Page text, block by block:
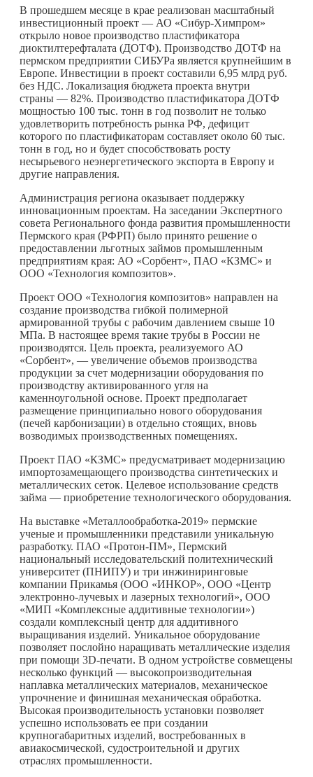
В прошедшем месяце в крае реализован масштабный
инвестиционный проект — АО «Сибур-Химпром»
открыло новое производство пластификатора
диоктилтерефталата (ДОТФ). Производство ДОТФ на
пермском предприятии СИБУРа является крупнейшим в
Европе. Инвестиции в проект составили 6,95 млрд руб.
без НДС. Локализация бюджета проекта внутри
страны — 82%. Производство пластификатора ДОТФ
мощностью 100 тыс. тонн в год позволит не только
удовлетворить потребность рынка РФ, дефицит
которого по пластификаторам составляет около 60 тыс.
тонн в год, но и будет способствовать росту
несырьевого неэнергетического экспорта в Европу и
другие направления.
Администрация региона оказывает поддержку
инновационным проектам. На заседании Экспертного
совета Регионального фонда развития промышленности
Пермского края (РФРП) было принято решение о
предоставлении льготных займов промышленным
предприятиям края: АО «Сорбент», ПАО «КЗМС» и
ООО «Технология композитов».
Проект ООО «Технология композитов» направлен на
создание производства гибкой полимерной
армированной трубы с рабочим давлением свыше 10
МПа. В настоящее время такие трубы в России не
производятся. Цель проекта, реализуемого АО
«Сорбент», — увеличение объемов производства
продукции за счет модернизации оборудования по
производству активированного угля на
каменноугольной основе. Проект предполагает
размещение принципиально нового оборудования
(печей карбонизации) в отдельно стоящих, вновь
возводимых производственных помещениях.
Проект ПАО «КЗМС» предусматривает модернизацию
импортозамещающего производства синтетических и
металлических сеток. Целевое использование средств
займа — приобретение технологического оборудования.
На выставке «Металлообработка-2019» пермские
ученые и промышленники представили уникальную
разработку. ПАО «Протон-ПМ», Пермский
национальный исследовательский политехнический
университет (ПНИПУ) и три инжиниринговые
компании Прикамья (ООО «ИНКОР», ООО «Центр
электронно-лучевых и лазерных технологий», ООО
«МИП «Комплексные аддитивные технологии»)
создали комплексный центр для аддитивного
выращивания изделий. Уникальное оборудование
позволяет послойно наращивать металлические изделия
при помощи 3D-печати. В одном устройстве совмещены
несколько функций — высокопроизводительная
наплавка металлических материалов, механическое
упрочнение и финишная механическая обработка.
Высокая производительность установки позволяет
успешно использовать ее при создании
крупногабаритных изделий, востребованных в
авиакосмической, судостроительной и других
отраслях промышленности.